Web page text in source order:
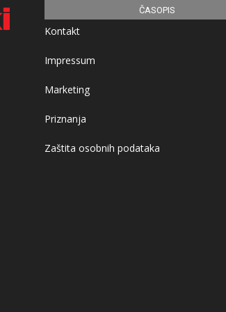
ČASOPIS
Kontakt
Impressum
Marketing
Priznanja
Zaštita osobnih podataka